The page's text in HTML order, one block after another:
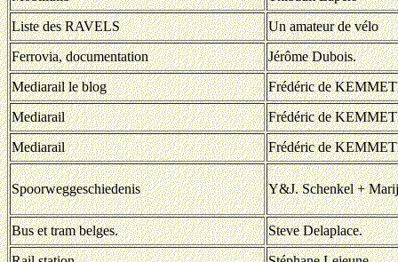
Liste des RAVELS
Un amateur de vélo
Ferrovia, documentation
Jérôme Dubois.
Mediarail le blog
Frédéric de
Mediarail
Frédéric de
Mediarail
Frédéric de
Spoorweggeschiedenis Y&J. Schenkel +
Bus et tram belges.
Steve Delaplace.